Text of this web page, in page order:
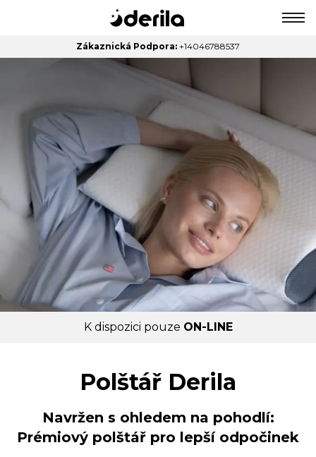
Zákaznická Podpora: +14046788537
K dispozici pouze ON-LINE
Polštář Derila
Navržen s ohledem na pohodlí:
Prémiový polštář pro lepší odpočinek